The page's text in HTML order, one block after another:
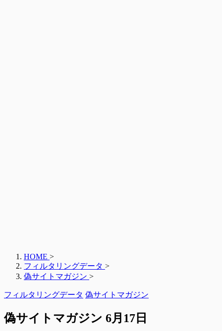
HOME >
フィルタリングデータ >
偽サイトマガジン >
フィルタリングデータ 偽サイトマガジン
偽サイトマガジン 6月17日